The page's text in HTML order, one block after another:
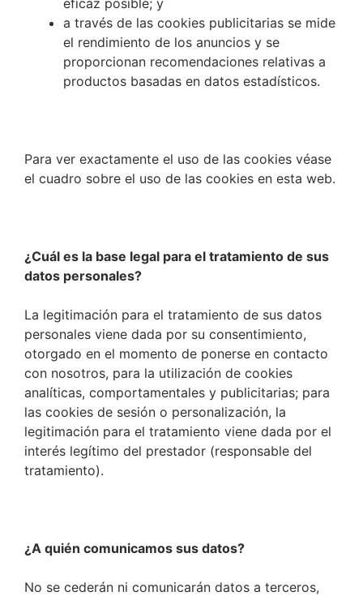
eficaz posible; y
a través de las cookies publicitarias se mide
el rendimiento de los anuncios y se
proporcionan recomendaciones relativas a
productos basadas en datos estadísticos.
Para ver exactamente el uso de las cookies véase
el cuadro sobre el uso de las cookies en esta web.
¿Cuál es la base legal para el tratamiento de sus
datos personales?
La legitimación para el tratamiento de sus datos
personales viene dada por su consentimiento,
otorgado en el momento de ponerse en contacto
con nosotros, para la utilización de cookies
analíticas, comportamentales y publicitarias; para
las cookies de sesión o personalización, la
legitimación para el tratamiento viene dada por el
interés legítimo del prestador (responsable del
tratamiento).
¿A quién comunicamos sus datos?
No se cederán ni comunicarán datos a terceros,